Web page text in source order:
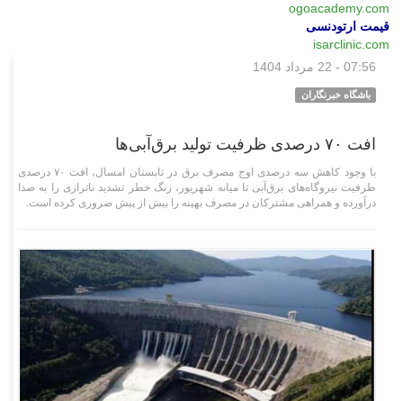
ogoacademy.com
قیمت ارتودنسی
isarclinic.com
07:56 - 22 مرداد 1404
باشگاه خبرنگاران
افت ۷۰ درصدی ظرفیت تولید برق‌آبی‌ها
با وجود کاهش سه درصدی اوج مصرف برق در تابستان امسال، افت ۷۰ درصدی
ظرفیت نیروگاه‌های برق‌آبی تا میانه شهریور، زنگ خطر تشدید ناترازی را به صدا
درآورده و همراهی مشترکان در مصرف بهینه را بیش از پیش ضروری کرده است.